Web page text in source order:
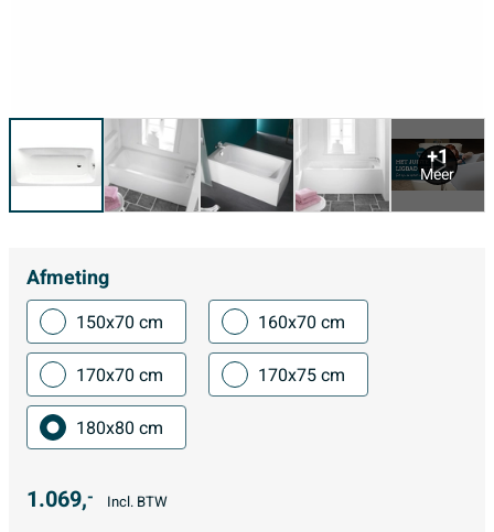
+1
Meer
Afmeting
150x70 cm
160x70 cm
170x70 cm
170x75 cm
180x80 cm
1.069,- Incl. BTW